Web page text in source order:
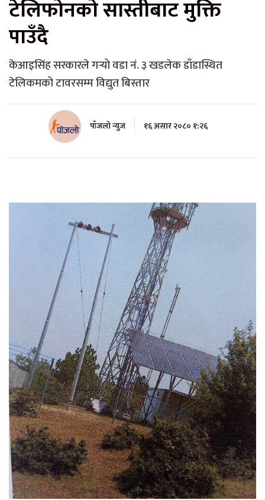
टेलिफोनको सास्तीबाट मुक्ति
पाउँदै
केआइसिंह सरकारले गर्‍यो वडा नं. ३ खडलेक डाँडास्थित
टेलिकमको टावरसम्म विद्युत बिस्तार
पाँजलो न्युज १६ असार २०८० १:२६